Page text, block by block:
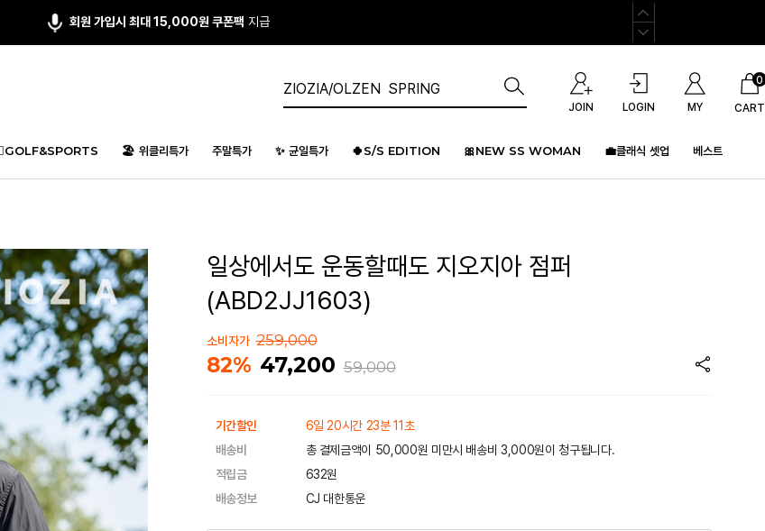
앱다운 3,000원쿠폰 증정
JOIN LOGIN MY CART
0
🏖️ 위클리특가 주말특가 ✨ 균일특가 🍀S/S EDITION 🎀NEW SS WOMAN 💼클래식 셋업 베스트
일상에서도 운동할때도 지오지아 점퍼
(ABD2JJ1603)
소비자가 259,000
82% 47,200 59,000
기간할인
6일 20시간 23분 11초
배송비
총 결제금액이 50,000원 미만시 배송비 3,000원이 청구됩니다.
적립금
632원
배송정보
CJ 대한통운